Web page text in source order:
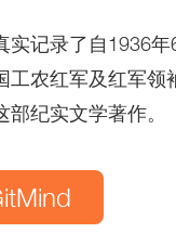
实记录了自1936
工农红军及红军
纪实文学著作。